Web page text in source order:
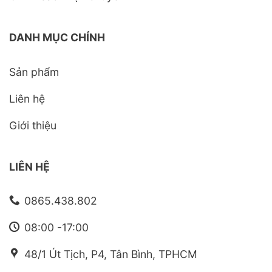
DANH MỤC CHÍNH
Sản phẩm
Liên hệ
Giới thiệu
LIÊN HỆ
0865.438.802
08:00 -17:00
48/1 Út Tịch, P4, Tân Bình, TPHCM